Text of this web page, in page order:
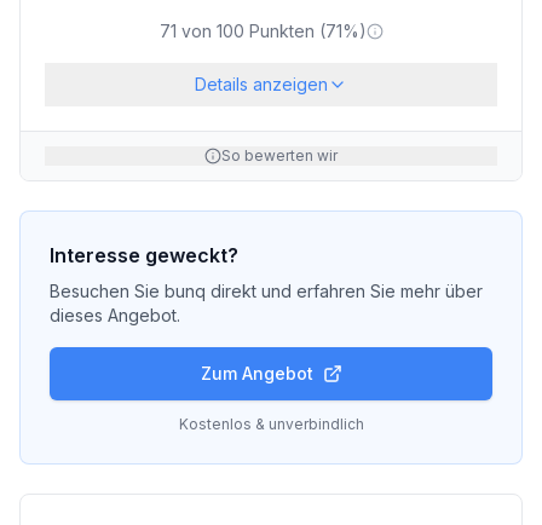
71 von 100 Punkten (71%)
Details anzeigen
So bewerten wir
Interesse geweckt?
Besuchen Sie bunq direkt und erfahren Sie mehr über
dieses Angebot.
Zum Angebot
Kostenlos & unverbindlich